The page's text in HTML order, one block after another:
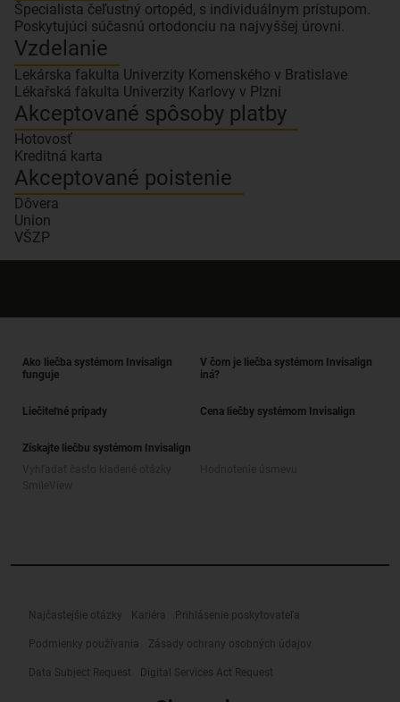
Špecialista čeľustný ortopéd, s individuálnym prístupom.
Poskytujúci súčasnú ortodonciu na najvyššej úrovni.
Vzdelanie
Lekárska fakulta Univerzity Komenského v Bratislave
Lékařská fakulta Univerzity Karlovy v Plzni
Akceptované spôsoby platby
Hotovosť
Kreditná karta
Akceptované poistenie
Dôvera
Union
VŠZP
Ako liečba systémom Invisalign
funguje
V čom je liečba systémom Invisalign
iná?
Liečiteľné prípady Cena liečby systémom Invisalign
Získajte liečbu systémom Invisalign
Najčastejšie otázky Kariéra Prihlásenie poskytovateľa
Podmienky používania Zásady ochrany osobných údajov
Data Subject Request Digital Services Act Request